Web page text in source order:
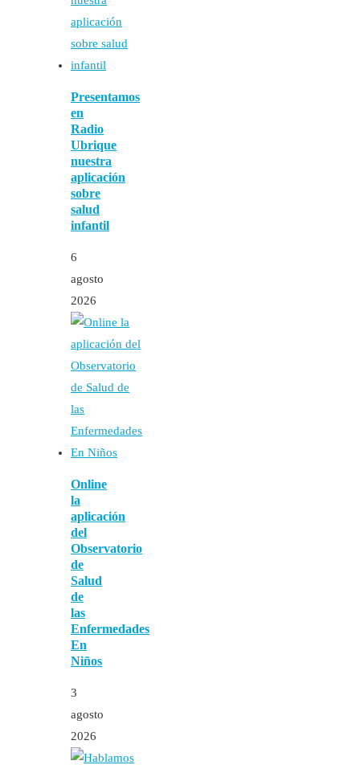
Presentamos
en
Radio
Ubrique
nuestra
aplicación
sobre
salud
infantil
6
agosto
2026
Online
la
aplicación
del
Observatorio
de
Salud
de
las
Enfermedades
En
Niños
3
agosto
2026